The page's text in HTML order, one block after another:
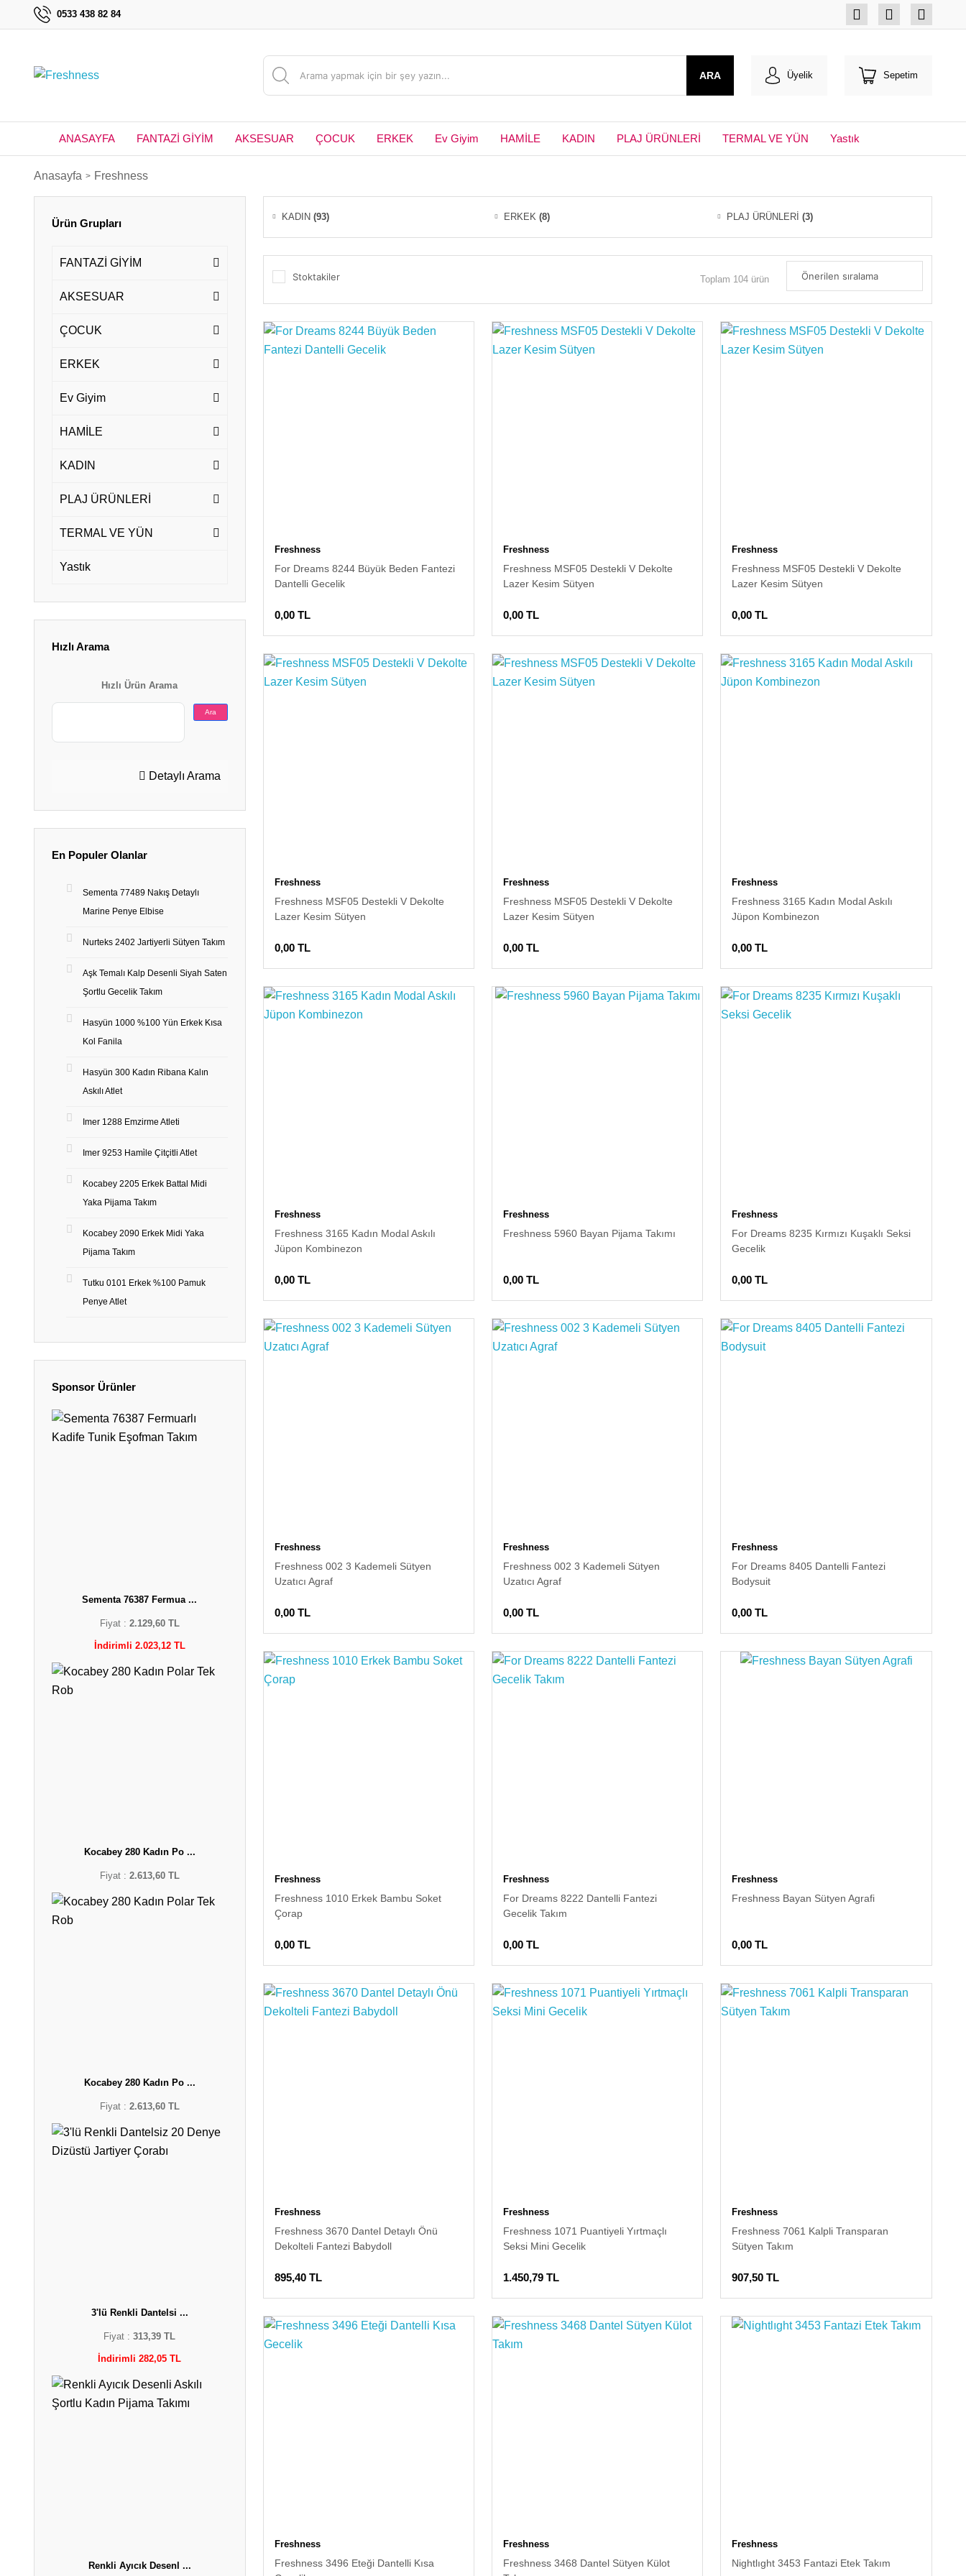
0533 438 82 84
ARA Üyelik Sepetim
ANASAYFA FANTAZİ GİYİM AKSESUAR ÇOCUK ERKEK Ev Giyim HAMİLE KADIN PLAJ ÜRÜNLERİ TERMAL VE YÜN Yastık
Anasayfa Freshness
Ürün Grupları
FANTAZİ GİYİM
AKSESUAR
ÇOCUK
ERKEK
Ev Giyim
HAMİLE
KADIN
PLAJ ÜRÜNLERİ
TERMAL VE YÜN
Yastık
Hızlı Arama
Hızlı Ürün Arama
Ara
Detaylı Arama
En Populer Olanlar
Sementa 77489 Nakış Detaylı
Marine Penye Elbise
Nurteks 2402 Jartiyerli Sütyen Takım
Aşk Temalı Kalp Desenli Siyah Saten
Şortlu Gecelik Takım
Hasyün 1000 %100 Yün Erkek Kısa
Kol Fanila
Hasyün 300 Kadın Ribana Kalın
Askılı Atlet
Imer 1288 Emzirme Atleti
Imer 9253 Hami̇le Çitçitli Atlet
Kocabey 2205 Erkek Battal Midi
Yaka Pijama Takım
Kocabey 2090 Erkek Midi Yaka
Pijama Takım
Tutku 0101 Erkek %100 Pamuk
Penye Atlet
Sponsor Ürünler
Sementa 76387 Fermua ...
Fiyat : 2.129,60 TL
İndirimli 2.023,12 TL
Kocabey 280 Kadın Po ...
Fiyat : 2.613,60 TL
Kocabey 280 Kadın Po ...
Fiyat : 2.613,60 TL
3'lü Renkli Dantelsi ...
Fiyat :313,39 TL
İndirimli 282,05 TL
Renkli Ayıcık Desenl ...
KADIN (93) ERKEK(8) PLAJ ÜRÜNLERİ(3)
Stoktakiler Toplam 104 ürün
Freshness
For Dreams 8244 Büyük Beden Fantezi
Dantelli Gecelik
0,00 TL
Freshness
Freshness MSF05 Destekli V Dekolte
Lazer Kesim Sütyen
0,00 TL
Freshness
Freshness MSF05 Destekli V Dekolte
Lazer Kesim Sütyen
0,00 TL
Freshness
Freshness MSF05 Destekli V Dekolte
Lazer Kesim Sütyen
0,00 TL
Freshness
Freshness MSF05 Destekli V Dekolte
Lazer Kesim Sütyen
0,00 TL
Freshness
Freshness 3165 Kadın Modal Askılı
Jüpon Kombinezon
0,00 TL
Freshness
Freshness 3165 Kadın Modal Askılı
Jüpon Kombinezon
0,00 TL
Freshness
Freshness 5960 Bayan Pijama Takımı
0,00 TL
Freshness
For Dreams 8235 Kırmızı Kuşaklı Seksi
Gecelik
0,00 TL
Freshness
Freshness 002 3 Kademeli Sütyen
Uzatıcı Agraf
0,00 TL
Freshness
Freshness 002 3 Kademeli Sütyen
Uzatıcı Agraf
0,00 TL
Freshness
For Dreams 8405 Dantelli Fantezi
Bodysuit
0,00 TL
Freshness
Freshness 1010 Erkek Bambu Soket
Çorap
0,00 TL
Freshness
For Dreams 8222 Dantelli Fantezi
Gecelik Takım
0,00 TL
Freshness
Freshness Bayan Sütyen Agrafi
0,00 TL
Freshness
Freshness 3670 Dantel Detaylı Önü
Dekolteli Fantezi Babydoll
895,40 TL
Freshness
Freshness 1071 Puantiyeli Yırtmaçlı
Seksi Mini Gecelik
1.450,79 TL
Freshness
Freshness 7061 Kalpli Transparan
Sütyen Takım
907,50 TL
Freshness
Freshness 3496 Eteği Dantelli Kısa
Freshness
Freshness 3468 Dantel Sütyen Külot
Freshness
Nightlıght 3453 Fantazi Etek Takım